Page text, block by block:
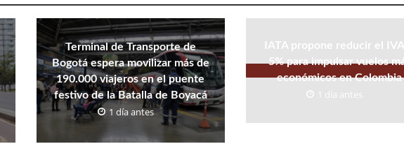
Terminal de Transporte de
Bogotá espera movilizar más de
190.000 viajeros en el puente
festivo de la Batalla de Boyacá
1 día antes
IATA propone reducir el IVA
5% para impulsar vuelos
económicos en Colombia
1 día antes